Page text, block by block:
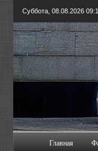
Суббота, 08.08.2026
Главная